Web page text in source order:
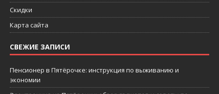
Скидки
Карта сайта
СВЕЖИЕ ЗАПИСИ
Пенсионер в Пятёрочке: инструкция по выживанию и
экономии